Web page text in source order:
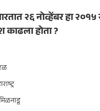
२६ नोव्हेंबर हा
होता ?